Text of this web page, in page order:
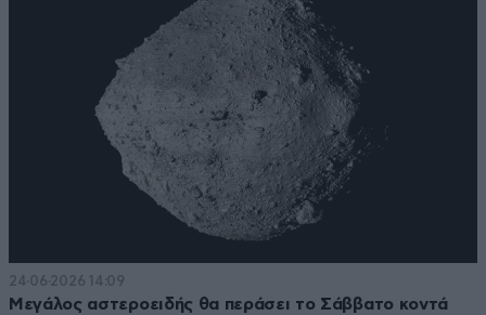
24·06·2026 14:09
Μεγάλος αστεροειδής θα περάσει το Σάββατο κοντά